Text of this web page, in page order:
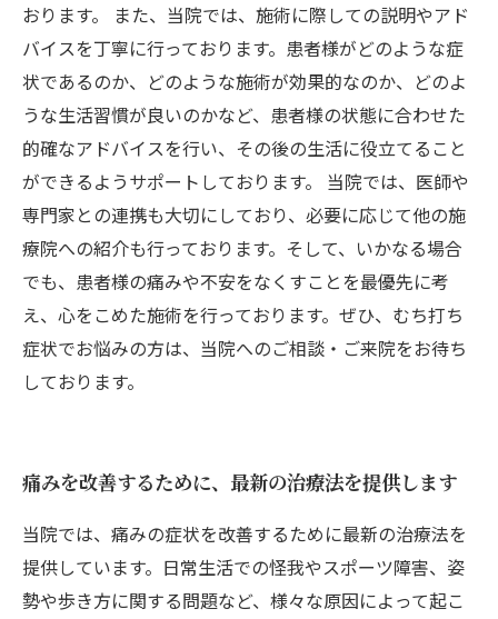
おります。 また、当院では、施術に際しての説明やアド
バイスを丁寧に行っております。患者様がどのような症
状であるのか、どのような施術が効果的なのか、どのよ
うな生活習慣が良いのかなど、患者様の状態に合わせた
的確なアドバイスを行い、その後の生活に役立てること
ができるようサポートしております。 当院では、医師や
専門家との連携も大切にしており、必要に応じて他の施
療院への紹介も行っております。そして、いかなる場合
でも、患者様の痛みや不安をなくすことを最優先に考
え、心をこめた施術を行っております。ぜひ、むち打ち
症状でお悩みの方は、当院へのご相談・ご来院をお待ち
しております。
痛みを改善するために、最新の治療法を提供します
当院では、痛みの症状を改善するために最新の治療法を
提供しています。日常生活での怪我やスポーツ障害、姿
勢や歩き方に関する問題など、様々な原因によって起こ